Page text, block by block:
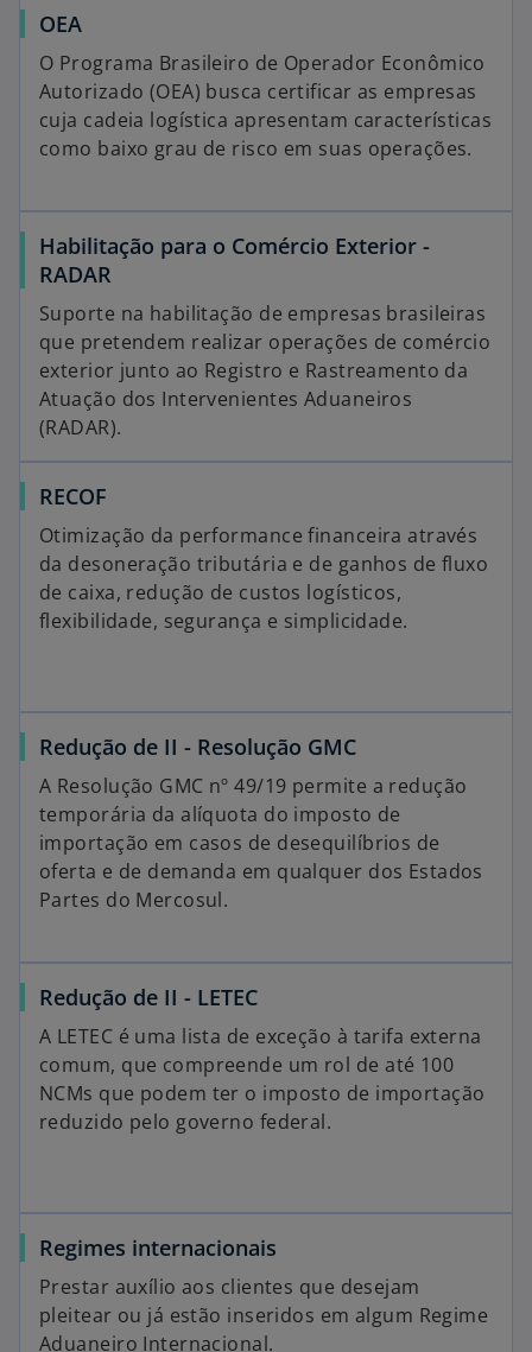
OEA
O Programa Brasileiro de Operador Econômico
Autorizado (OEA) busca certificar as empresas
cuja cadeia logística apresentam características
como baixo grau de risco em suas operações.
Habilitação para o Comércio Exterior -
RADAR
Suporte na habilitação de empresas brasileiras
que pretendem realizar operações de comércio
exterior junto ao Registro e Rastreamento da
Atuação dos Intervenientes Aduaneiros
(RADAR).
RECOF
Otimização da performance financeira através
da desoneração tributária e de ganhos de fluxo
de caixa, redução de custos logísticos,
flexibilidade, segurança e simplicidade.
Redução de II - Resolução GMC
A Resolução GMC nº 49/19 permite a redução
temporária da alíquota do imposto de
importação em casos de desequilíbrios de
oferta e de demanda em qualquer dos Estados
Partes do Mercosul.
Redução de II - LETEC
A LETEC é uma lista de exceção à tarifa externa
comum, que compreende um rol de até 100
NCMs que podem ter o imposto de importação
reduzido pelo governo federal.
Regimes internacionais
Prestar auxílio aos clientes que desejam
pleitear ou já estão inseridos em algum Regime
Aduaneiro Internacional.